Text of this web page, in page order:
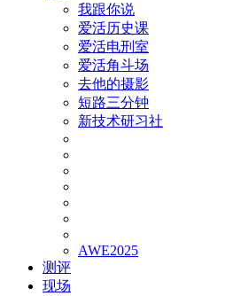
我跟你说
爱活历史课
爱活电刑室
爱活角斗场
去他的摄影
短路三分钟
新技术研习社
AWE2025
测评
现场